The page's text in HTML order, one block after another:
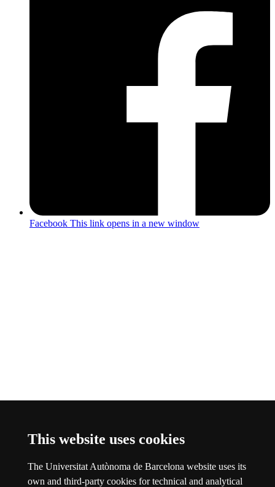
This website uses cookies
The Universitat Autònoma de Barcelona website uses its
own and third-party cookies for technical and analytical
Facebook This link opens in a new window
Threads This link opens in a new window